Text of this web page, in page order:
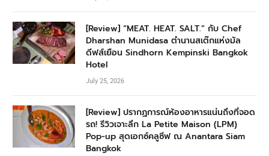
[Review] “MEAT. HEAT. SALT.” กับ Chef
Dharshan Munidasa ตำนานสเต๊กแห่งมัล
ดีฟส์เยือน Sindhorn Kempinski Bangkok
Hotel
July 25, 2026
[Review] ปรากฏการณ์ห้องอาหารแน่นถึงที่จอด
รถ! รีวิวเจาะลึก La Petite Maison (LPM)
Pop-up สุดเอกซ์คลูซีฟ ณ Anantara Siam
Bangkok